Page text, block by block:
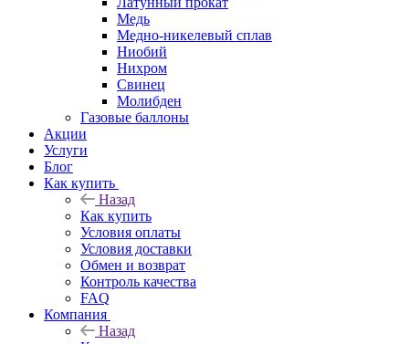
Медь
Медно-никелевый сплав
Ниобий
Нихром
Свинец
Молибден
Газовые баллоны
Акции
Услуги
Блог
Как купить
Назад
Как купить
Условия оплаты
Условия доставки
Обмен и возврат
Контроль качества
FAQ
Компания
Назад